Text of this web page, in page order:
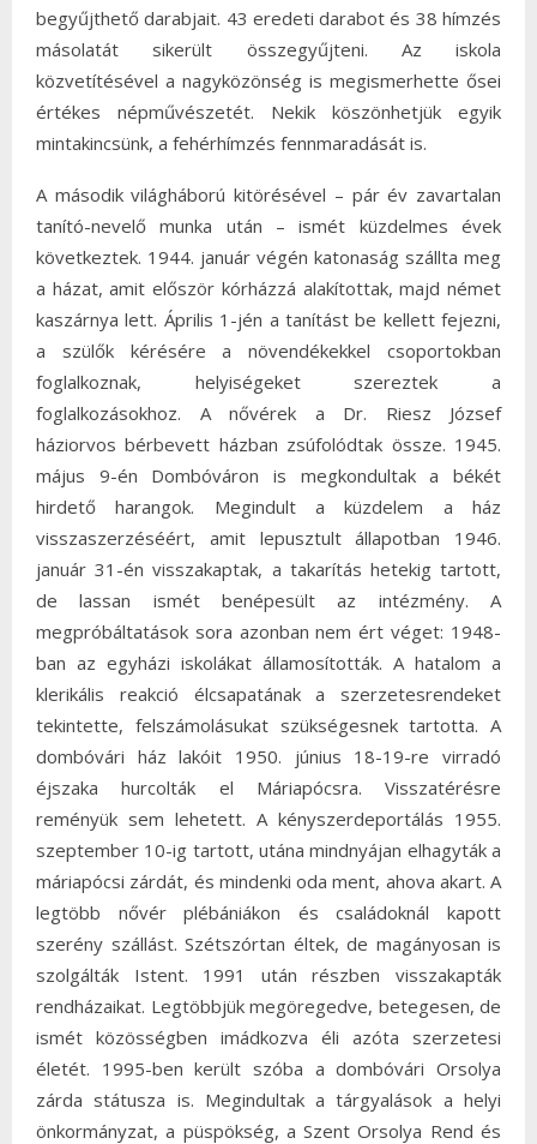
begyűjthető darabjait. 43 eredeti darabot és 38 hímzés
másolatát sikerült összegyűjteni. Az iskola
közvetítésével a nagyközönség is megismerhette ősei
értékes népművészetét. Nekik köszönhetjük egyik
mintakincsünk, a fehérhímzés fennmaradását is.
A második világháború kitörésével – pár év zavartalan
tanító-nevelő munka után – ismét küzdelmes évek
következtek. 1944. január végén katonaság szállta meg
a házat, amit először kórházzá alakítottak, majd német
kaszárnya lett. Április 1-jén a tanítást be kellett fejezni,
a szülők kérésére a növendékekkel csoportokban
foglalkoznak, helyiségeket szereztek a
foglalkozásokhoz. A nővérek a Dr. Riesz József
háziorvos bérbevett házban zsúfolódtak össze. 1945.
május 9-én Dombóváron is megkondultak a békét
hirdető harangok. Megindult a küzdelem a ház
visszaszerzéséért, amit lepusztult állapotban 1946.
január 31-én visszakaptak, a takarítás hetekig tartott,
de lassan ismét benépesült az intézmény. A
megpróbáltatások sora azonban nem ért véget: 1948-
ban az egyházi iskolákat államosították. A hatalom a
klerikális reakció élcsapatának a szerzetesrendeket
tekintette, felszámolásukat szükségesnek tartotta. A
dombóvári ház lakóit 1950. június 18-19-re virradó
éjszaka hurcolták el Máriapócsra. Visszatérésre
reményük sem lehetett. A kényszerdeportálás 1955.
szeptember 10-ig tartott, utána mindnyájan elhagyták a
máriapócsi zárdát, és mindenki oda ment, ahova akart. A
legtöbb nővér plébániákon és családoknál kapott
szerény szállást. Szétszórtan éltek, de magányosan is
szolgálták Istent. 1991 után részben visszakapták
rendházaikat. Legtöbbjük megöregedve, betegesen, de
ismét közösségben imádkozva éli azóta szerzetesi
életét. 1995-ben került szóba a dombóvári Orsolya
zárda státusza is. Megindultak a tárgyalások a helyi
önkormányzat, a püspökség, a Szent Orsolya Rend és